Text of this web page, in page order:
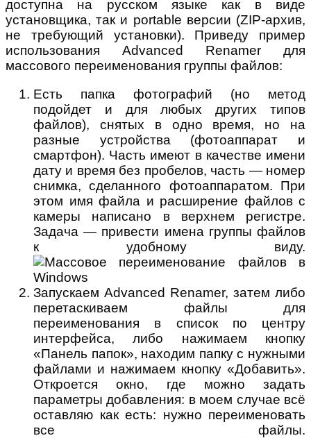
доступна на русском языке как в виде
установщика, так и portable версии (ZIP-архив,
не требующий установки). Приведу пример
использования Advanced Renamer для
массового переименования группы файлов:
Есть папка фотографий (но метод
подойдет и для любых других типов
файлов), снятых в одно время, но на
разные устройства (фотоаппарат и
смартфон). Часть имеют в качестве имени
дату и время без пробелов, часть — номер
снимка, сделанного фотоаппаратом. При
этом имя файла и расширение файлов с
камеры написано в верхнем регистре.
Задача — привести имена группы файлов
к удобному виду.
Запускаем Advanced Renamer, затем либо
перетаскиваем файлы для
переименования в список по центру
интерфейса, либо нажимаем кнопку
«Панель папок», находим папку с нужными
файлами и нажимаем кнопку «Добавить».
Откроется окно, где можно задать
параметры добавления: в моем случае всё
оставляю как есть: нужно переименовать
все файлы.